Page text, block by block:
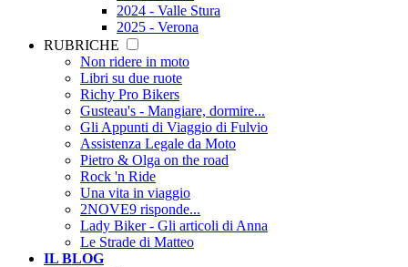
2024 - Valle Stura
2025 - Verona
RUBRICHE
Non ridere in moto
Libri su due ruote
Richy Pro Bikers
Gusteau's - Mangiare, dormire...
Gli Appunti di Viaggio di Fulvio
Assistenza Legale da Moto
Pietro & Olga on the road
Rock 'n Ride
Una vita in viaggio
2NOVE9 risponde...
Lady Biker - Gli articoli di Anna
Le Strade di Matteo
IL BLOG